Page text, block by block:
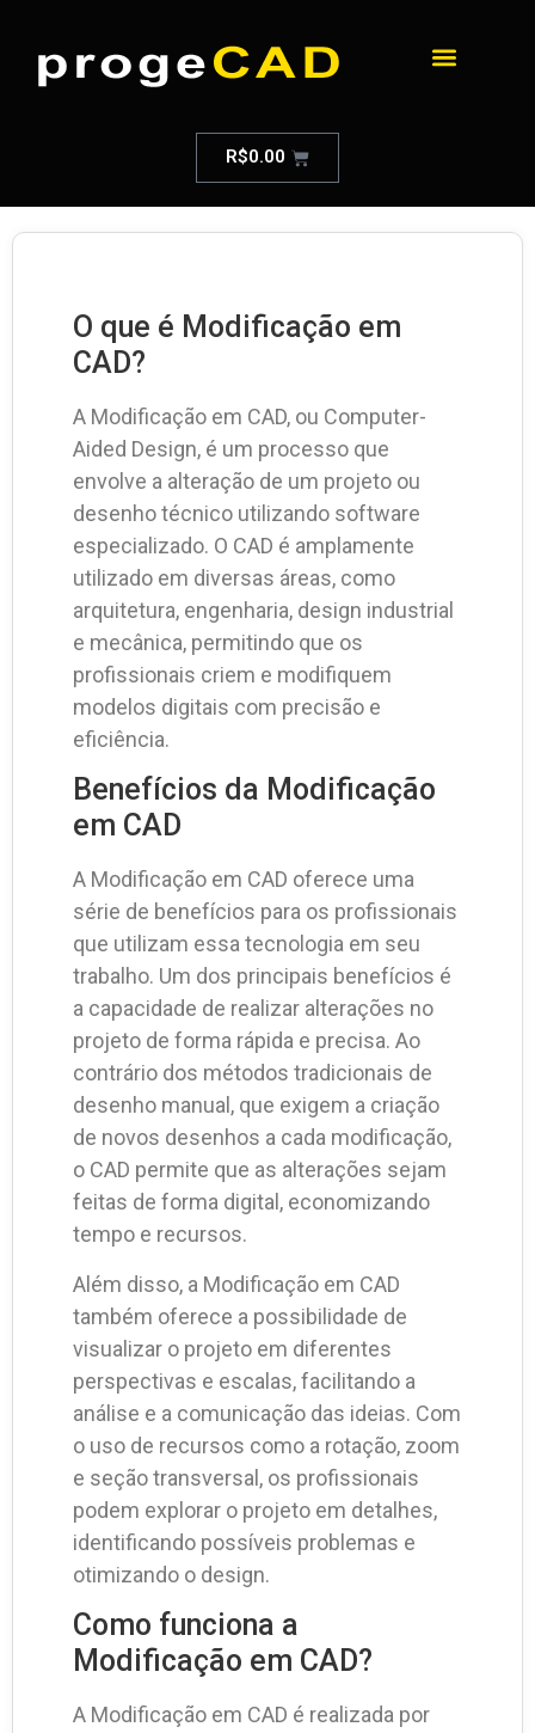
R$0.00
O que é Modificação em
CAD?
A Modificação em CAD, ou Computer-
Aided Design, é um processo que
envolve a alteração de um projeto ou
desenho técnico utilizando software
especializado. O CAD é amplamente
utilizado em diversas áreas, como
arquitetura, engenharia, design industrial
e mecânica, permitindo que os
profissionais criem e modifiquem
modelos digitais com precisão e
eficiência.
Benefícios da Modificação
em CAD
A Modificação em CAD oferece uma
série de benefícios para os profissionais
que utilizam essa tecnologia em seu
trabalho. Um dos principais benefícios é
a capacidade de realizar alterações no
projeto de forma rápida e precisa. Ao
contrário dos métodos tradicionais de
desenho manual, que exigem a criação
de novos desenhos a cada modificação,
o CAD permite que as alterações sejam
feitas de forma digital, economizando
tempo e recursos.
Além disso, a Modificação em CAD
também oferece a possibilidade de
visualizar o projeto em diferentes
perspectivas e escalas, facilitando a
análise e a comunicação das ideias. Com
o uso de recursos como a rotação, zoom
e seção transversal, os profissionais
podem explorar o projeto em detalhes,
identificando possíveis problemas e
otimizando o design.
Como funciona a
Modificação em CAD?
A Modificação em CAD é realizada por